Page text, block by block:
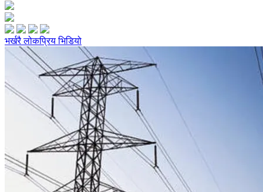
भर्खरैलोकप्रियभिडियो